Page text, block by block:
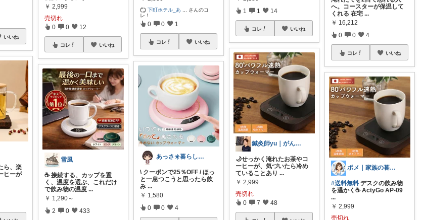
いいね
ら、楽
ヒーが
￥ 2,999
売切れ
0 0 12
コレ いいね
雪風
☕ 接続する、カップを置
く、温度を選ぶ、これだけ
で飲み物の温度 ...
￥ 1,290～
2 0 433
下町ホテル_あ
さんのコ
レ！
0 0 1
コレ いいね
あっさ☀️暮らしをラクにする便利グッズ
\ クーポンで25％OFF / ほっ
と一息つこうと思ったら飲
み ...
￥ 1,580
0 0 4
1 1 14
コレ いいね
鍼灸師yu｜がんばりすぎない整え習慣
🌙せっかく淹れたお茶やコ
ーヒーが、気づいたら冷め
ていることあり ...
￥ 2,999
売切れ
0 7 48
へ。コースターが保温して
くれる 在宅 ...
￥ 16,212
0 0 4
コレ いいね
ポメ｜家族の暮らしを少しラクに
#送料無料 デスクの飲み物
を温かく☕ ActyGo AP-09
...
￥ 2,999
売切れ